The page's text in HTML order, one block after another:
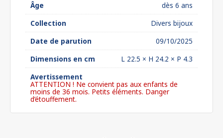
Âge
dès 6 ans
Collection
Divers bijoux
Date de parution
09/10/2025
Dimensions en cm
L 22.5 × H 24.2 × P 4.3
Avertissement
ATTENTION ! Ne convient pas aux enfants de
moins de 36 mois. Petits éléments. Danger
d’étouffement.